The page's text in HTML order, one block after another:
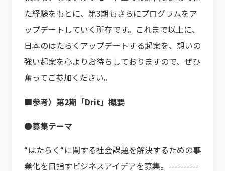
た経験をもとに、第3期もさらにプログラムをア
ップデートしていく所存です。これまで以上に、
日本のはたらくアップデートする起案を、想いの
強い起案を心よりお待ちしておりますので、ぜひ
奮ってご参加ください。
■参考）第2期「Drit」概要
●募集テーマ
“はたらく“に関する社会課題を解決するための事
業化を目指すビジネスアイデアを募集。----------